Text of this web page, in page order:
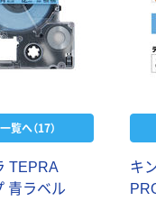
覧へ（17）
TEPRA
青ラベル
キ